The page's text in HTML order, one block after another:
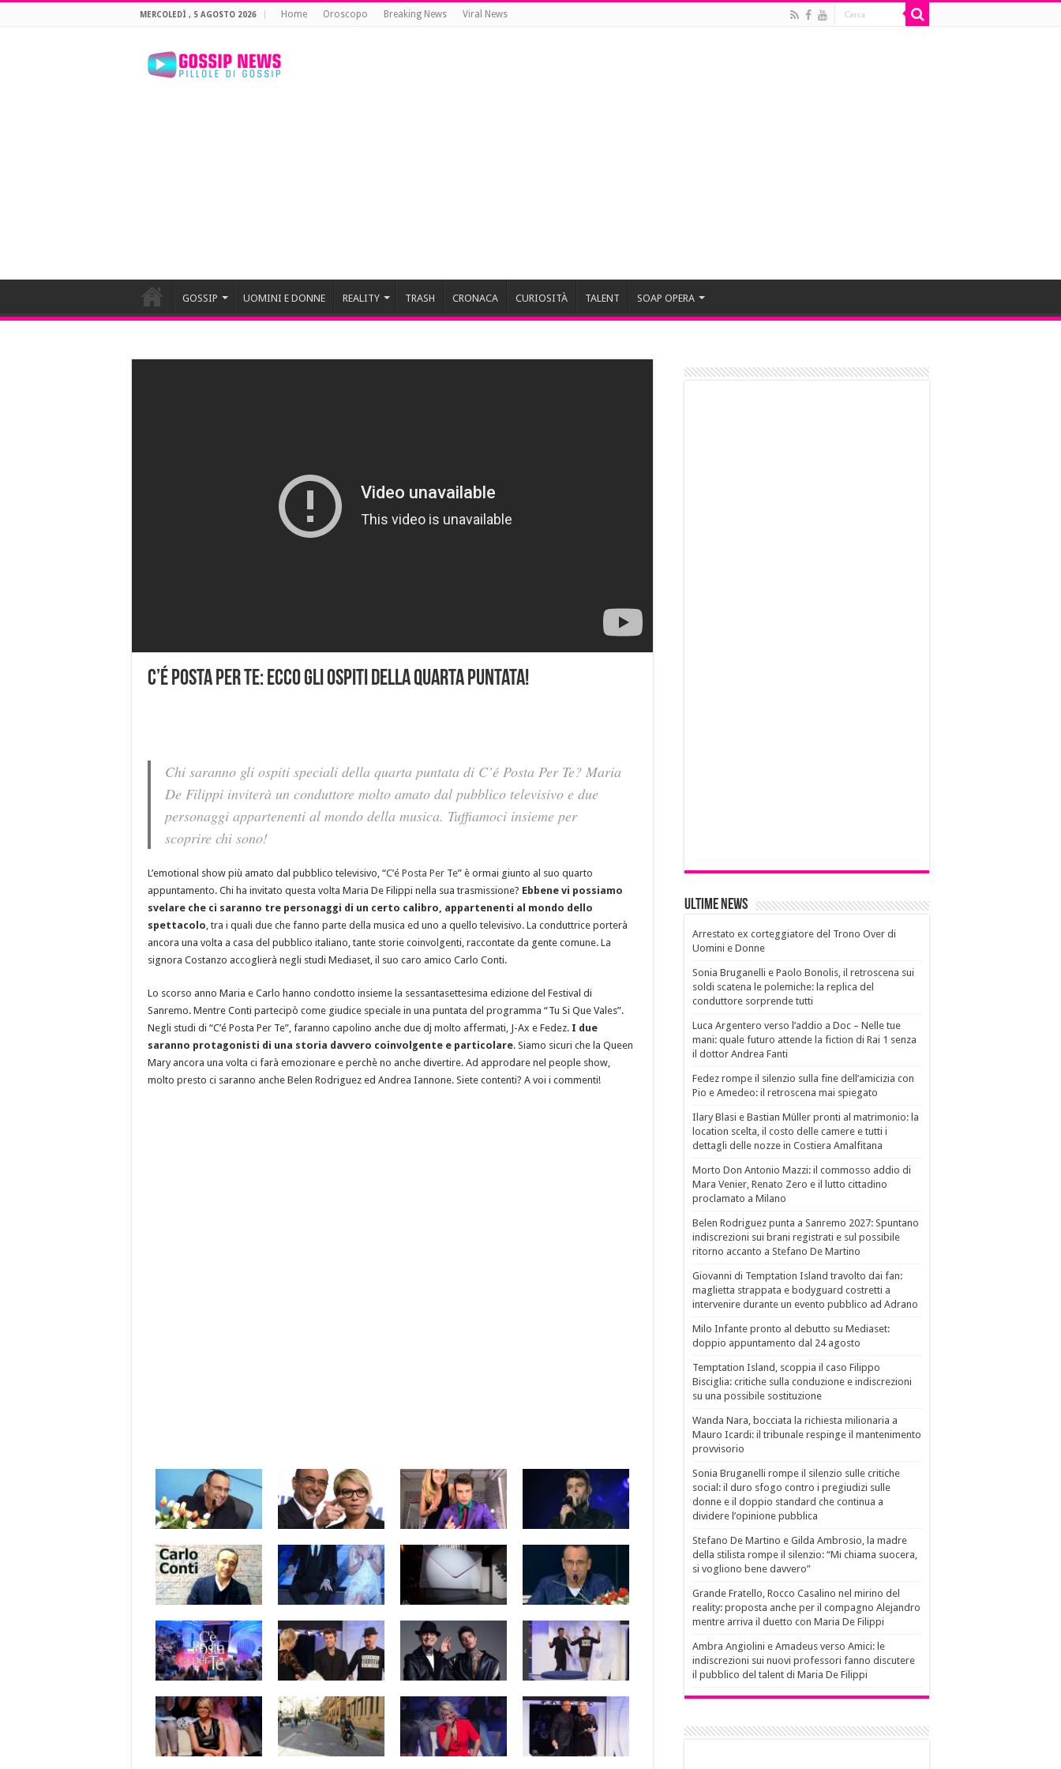
MERCOLEDÌ , 5 AGOSTO 2026 Home Oroscopo Breaking News Viral News
GOSSIP UOMINI E DONNE REALITY TRASH CRONACA CURIOSITÀ TALENT SOAP OPERA
C’é Posta Per Te: ecco gli ospiti della quarta puntata!
Chi saranno gli ospiti speciali della quarta puntata di C’é Posta Per Te? Maria
De Filippi inviterà un conduttore molto amato dal pubblico televisivo e due
personaggi appartenenti al mondo della musica. Tuffiamoci insieme per
scoprire chi sono!
L’emotional show più amato dal pubblico televisivo, “C’é Posta Per Te” è ormai giunto al suo quarto
appuntamento. Chi ha invitato questa volta Maria De Filippi nella sua trasmissione? Ebbene vi possiamo
svelare che ci saranno tre personaggi di un certo calibro, appartenenti al mondo dello
spettacolo, tra i quali due che fanno parte della musica ed uno a quello televisivo. La conduttrice porterà
ancora una volta a casa del pubblico italiano, tante storie coinvolgenti, raccontate da gente comune. La
signora Costanzo accoglierà negli studi Mediaset, il suo caro amico Carlo Conti.
Lo scorso anno Maria e Carlo hanno condotto insieme la sessantasettesima edizione del Festival di
Sanremo. Mentre Conti partecipò come giudice speciale in una puntata del programma “Tu Si Que Vales”.
Negli studi di “C’é Posta Per Te”, faranno capolino anche due dj molto affermati, J-Ax e Fedez. I due
saranno protagonisti di una storia davvero coinvolgente e particolare. Siamo sicuri che la Queen
Mary ancora una volta ci farà emozionare e perchè no anche divertire. Ad approdare nel people show,
molto presto ci saranno anche Belen Rodriguez ed Andrea Iannone. Siete contenti? A voi i commenti!
Ultime News
Arrestato ex corteggiatore del Trono Over di
Uomini e Donne
Sonia Bruganelli e Paolo Bonolis, il retroscena sui
soldi scatena le polemiche: la replica del
conduttore sorprende tutti
Luca Argentero verso l’addio a Doc – Nelle tue
mani: quale futuro attende la fiction di Rai 1 senza
il dottor Andrea Fanti
Fedez rompe il silenzio sulla fine dell’amicizia con
Pio e Amedeo: il retroscena mai spiegato
Ilary Blasi e Bastian Müller pronti al matrimonio: la
location scelta, il costo delle camere e tutti i
dettagli delle nozze in Costiera Amalfitana
Morto Don Antonio Mazzi: il commosso addio di
Mara Venier, Renato Zero e il lutto cittadino
proclamato a Milano
Belen Rodriguez punta a Sanremo 2027: Spuntano
indiscrezioni sui brani registrati e sul possibile
ritorno accanto a Stefano De Martino
Giovanni di Temptation Island travolto dai fan:
maglietta strappata e bodyguard costretti a
intervenire durante un evento pubblico ad Adrano
Milo Infante pronto al debutto su Mediaset:
doppio appuntamento dal 24 agosto
Temptation Island, scoppia il caso Filippo
Bisciglia: critiche sulla conduzione e indiscrezioni
su una possibile sostituzione
Wanda Nara, bocciata la richiesta milionaria a
Mauro Icardi: il tribunale respinge il mantenimento
provvisorio
Sonia Bruganelli rompe il silenzio sulle critiche
social: il duro sfogo contro i pregiudizi sulle
donne e il doppio standard che continua a
dividere l’opinione pubblica
Stefano De Martino e Gilda Ambrosio, la madre
della stilista rompe il silenzio: “Mi chiama suocera,
si vogliono bene davvero”
Grande Fratello, Rocco Casalino nel mirino del
reality: proposta anche per il compagno Alejandro
mentre arriva il duetto con Maria De Filippi
Ambra Angiolini e Amadeus verso Amici: le
indiscrezioni sui nuovi professori fanno discutere
il pubblico del talent di Maria De Filippi